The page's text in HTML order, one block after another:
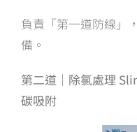
負責「第一道防線」
備。
第二道｜除氯處理
碳吸附